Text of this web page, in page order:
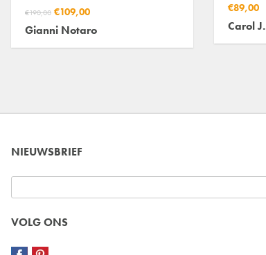
€190,00 €109,00
Gianni Notaro
€89,00
Carol J.
NIEUWSBRIEF
VOLG ONS